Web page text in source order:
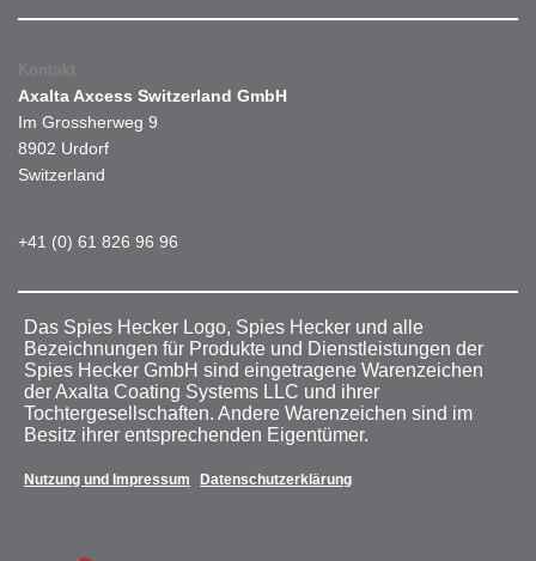
Kontakt
Axalta Axcess Switzerland GmbH
Im Grossherweg 9
8902 Urdorf
Switzerland
+41 (0) 61 826 96 96
Das Spies Hecker Logo, Spies Hecker und alle
Bezeichnungen für Produkte und Dienstleistungen der
Spies Hecker GmbH sind eingetragene Warenzeichen
der Axalta Coating Systems LLC und ihrer
Tochtergesellschaften. Andere Warenzeichen sind im
Besitz ihrer entsprechenden Eigentümer.
Nutzung und Impressum Datenschutzerklärung